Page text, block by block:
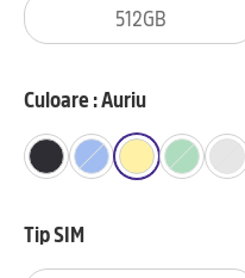
512GB
Culoare : Auriu
Tip SIM